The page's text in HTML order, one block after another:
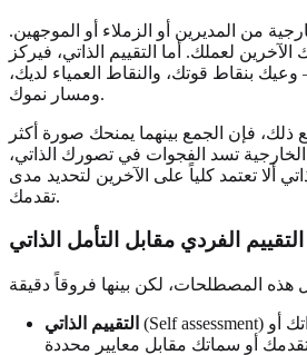
من المديرين أو الزملاء أو الموجهين.
لعملك. أما التقييم الذاتي، فيركز
بنقاط قوتك، والنقاط العمياء لديك،
ومسار نموك.
ذلك، فإن الجمع بينهما يمنحك صورة أكثر
الخارجية تسد الفجوات في تصورك الذاتي،
ألا تعتمد كلياً على الآخرين لتحديد مدى
تقدمك.
التقييم الفردي مقابل التأمل الذاتي
التقييم الذاتي (Self assessment) يركز على قياس مهاراتك أو